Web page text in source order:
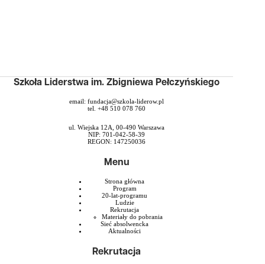
Szkoła Liderstwa im. Zbigniewa Pełczyńskiego
email:fundacja@szkola-liderow.pl
tel. +48 510 078 760
ul. Wiejska 12A, 00-490 Warszawa
NIP: 701-042-58-39
REGON: 147250036
Menu
Strona główna
Program
20-lat-programu
Ludzie
Rekrutacja
Materiały do pobrania
Sieć absolwencka
Aktualności
Rekrutacja